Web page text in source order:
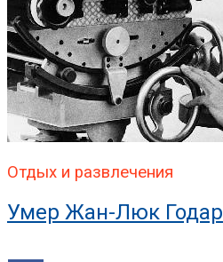
Отдых и развлечения
Умер Жан-Люк Годар